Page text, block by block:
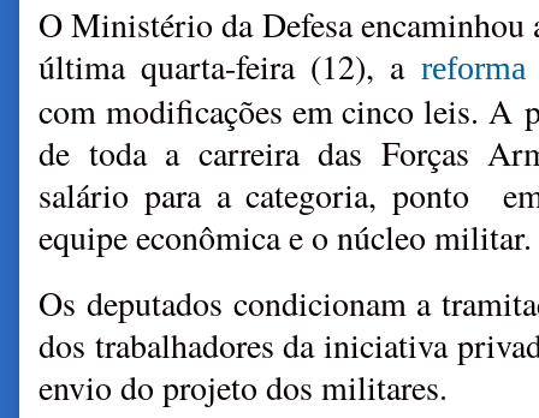
O Ministério da Defesa
última quarta-feira (12), areforma
com modificações em cinco leis. A
de toda a carreira das Forças
salário para a categoria, ponto
equipe econômica e o núcleo militar.
Os deputados condicionam a
dos trabalhadores da iniciativa
envio do projeto dos militares.